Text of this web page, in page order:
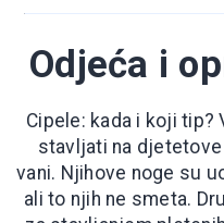
Odjeća i
Cipele: kada i koji tip?
stavljati na
vani. Njihove noge su
ali to njih ne smeta.